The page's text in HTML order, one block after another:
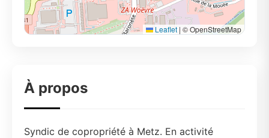
Leaflet | © OpenStreetMap
À propos
Syndic de copropriété à Metz. En activité